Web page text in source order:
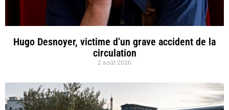
Hugo Desnoyer, victime d’un grave accident de la
circulation
2 août 2026